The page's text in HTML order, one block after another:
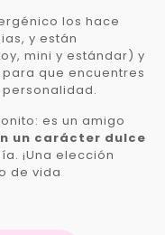
los hace
y están
mini y estándar) y
que encuentres
es un amigo
un carácter dulce
¡Una elección
de vida